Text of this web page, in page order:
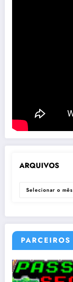
ARQUIVOS
ARQUIVOS
PARCEIROS